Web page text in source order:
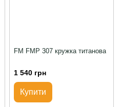
FM FMP 307 кружка титанова
1 540 грн
Купити